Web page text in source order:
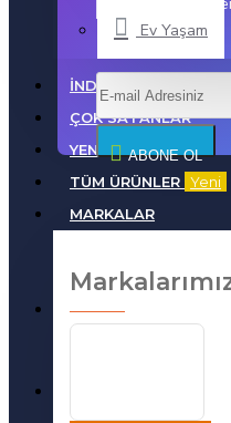
Ev Yaşam
İNDIRIMLI ÜRÜNLER
ÇOK SATANLAR
YENI ÜRÜNLER
TÜM ÜRÜNLER Yeni
MARKALAR
ABONE OL